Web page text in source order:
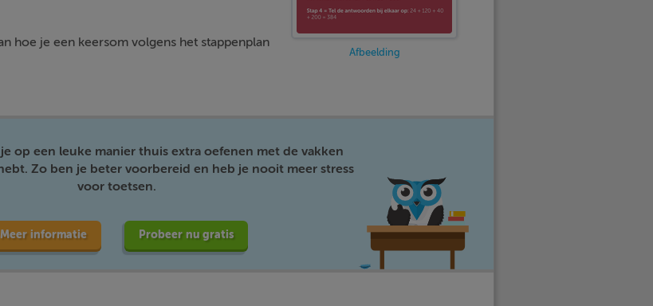
Afbeelding
hoe je een keersom volgens het stappenplan
op een leuke manier thuis extra oefenen met de vakken
Zo ben je beter voorbereid en heb je nooit meer stress
voor toetsen.
Meer informatie Probeer nu gratis